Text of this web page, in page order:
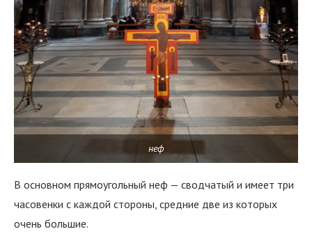
неф
В основном прямоугольный неф — сводчатый и имеет три
часовенки с каждой стороны, средние две из которых
очень большие.